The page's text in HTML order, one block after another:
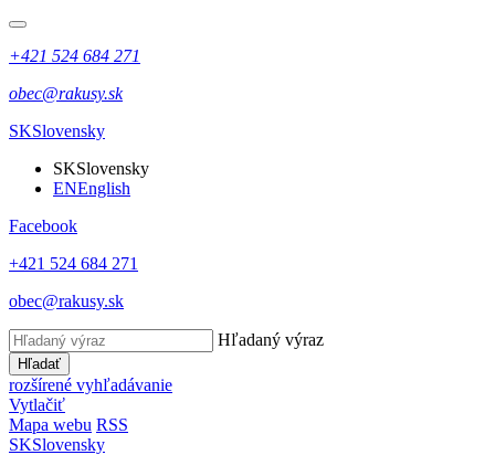
+421 524 684 271
obec@rakusy.sk
SKSlovensky
SKSlovensky
ENEnglish
Facebook
+421 524 684 271
obec@rakusy.sk
Hľadaný výraz
Hľadať
rozšírené vyhľadávanie
Vytlačiť
Mapa webu RSS
SKSlovensky